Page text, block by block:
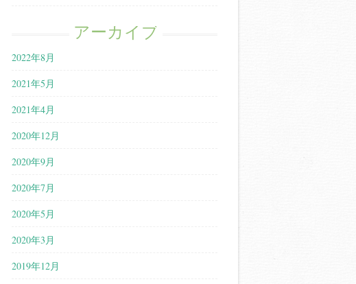
アーカイブ
2022年8月
2021年5月
2021年4月
2020年12月
2020年9月
2020年7月
2020年5月
2020年3月
2019年12月